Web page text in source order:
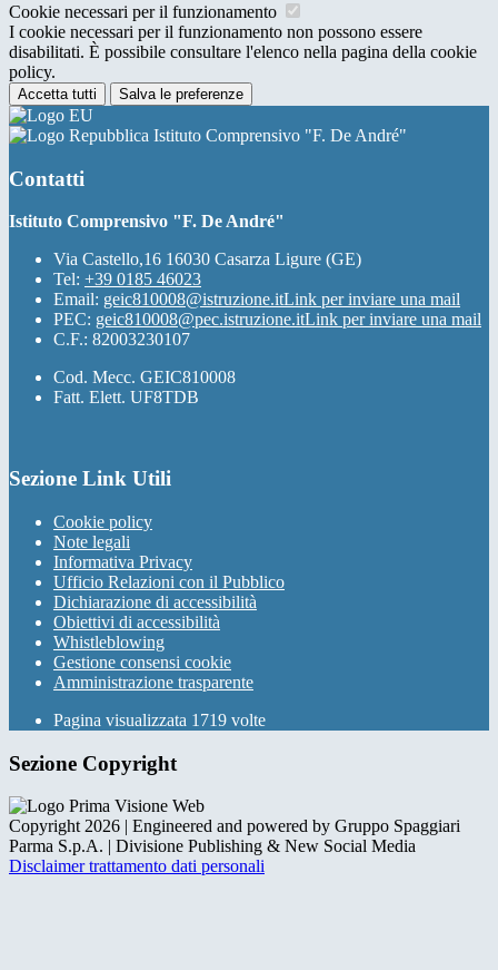
Cookie necessari per il funzionamento
I cookie necessari per il funzionamento non possono essere
disabilitati. È possibile consultare l'elenco nella pagina della cookie
policy.
Accetta tutti Salva le preferenze
Istituto Comprensivo "F. De André"
Contatti
Istituto Comprensivo "F. De André"
Via Castello,16 16030 Casarza Ligure (GE)
Tel: +39 0185 46023
Email: geic810008@istruzione.itLink per inviare una mail
PEC: geic810008@pec.istruzione.itLink per inviare una mail
C.F.: 82003230107
Cod. Mecc. GEIC810008
Fatt. Elett. UF8TDB
Sezione Link Utili
Cookie policy
Note legali
Informativa Privacy
Ufficio Relazioni con il Pubblico
Dichiarazione di accessibilità
Obiettivi di accessibilità
Whistleblowing
Gestione consensi cookie
Amministrazione trasparente
Pagina visualizzata 1719 volte
Sezione Copyright
Copyright 2026 | Engineered and powered by Gruppo Spaggiari
Parma S.p.A. | Divisione Publishing & New Social Media
Disclaimer trattamento dati personali